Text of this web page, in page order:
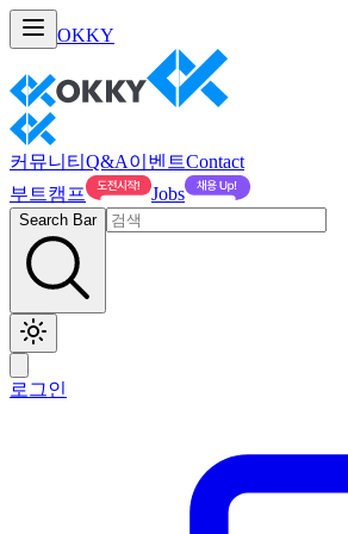
OKKY
커뮤니티 Q&A이벤트Contact
부트캠프
Jobs
Search Bar
로그인